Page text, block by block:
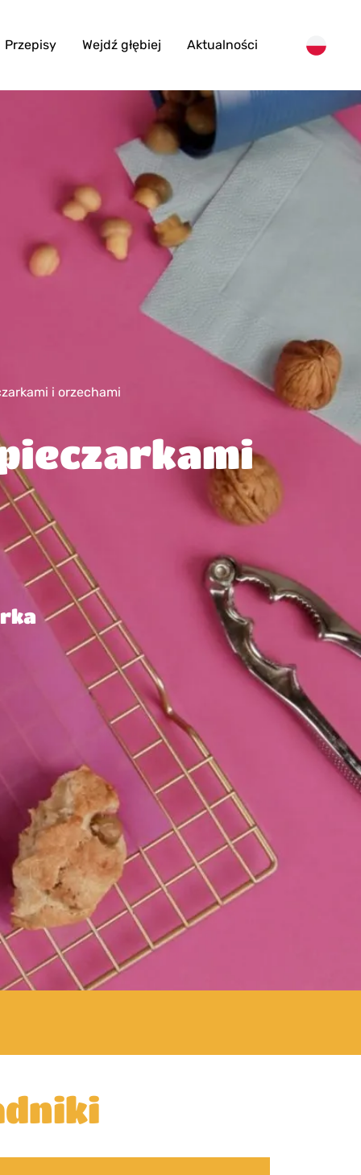
Przepisy Wejdź głębiej Aktualności
i orzechami